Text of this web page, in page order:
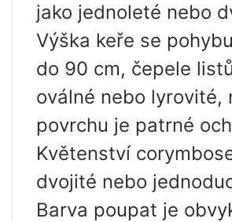
jako jednoleté nebo
Výška keře se
do 90 cm, čepele
oválné nebo lyrovité,
povrchu je patrné
Květenství
dvojité nebo
Barva poupat je